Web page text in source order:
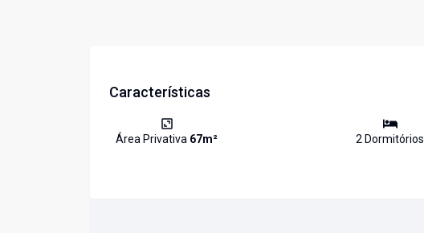
Características
Área Privativa 67m² 2 Dormitórios